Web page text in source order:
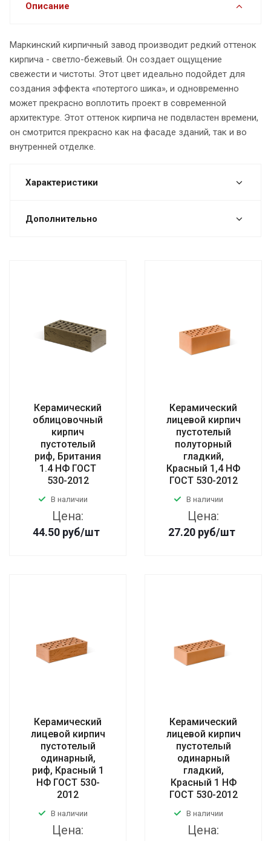
Описание
Маркинский кирпичный завод производит редкий оттенок
кирпича - светло-бежевый. Он создает ощущение
свежести и чистоты. Этот цвет идеально подойдет для
создания эффекта «потертого шика», и одновременно
может прекрасно воплотить проект в современной
архитектуре. Этот оттенок кирпича не подвластен времени,
он смотрится прекрасно как на фасаде зданий, так и во
внутренней отделке.
Характеристики
Дополнительно
Керамический
облицовочный
кирпич
пустотелый
риф, Британия
1.4 НФ ГОСТ
530-2012
В наличии
Цена:
44.50 руб/шт
Керамический
лицевой кирпич
пустотелый
полуторный
гладкий,
Красный 1,4 НФ
ГОСТ 530-2012
В наличии
Цена:
27.20 руб/шт
Керамический
лицевой кирпич
пустотелый
одинарный,
риф, Красный 1
НФ ГОСТ 530-
2012
В наличии
Цена:
Керамический
лицевой кирпич
пустотелый
одинарный
гладкий,
Красный 1 НФ
ГОСТ 530-2012
В наличии
Цена: